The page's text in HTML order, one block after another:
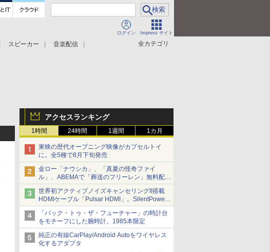
ログイン Impress サイト
全カテゴリ
スピーカー
音楽配信
アクセスランキング
1時間 24時間 1週間 1カ月
東映の歴代オープニング映像がカプセルトイ
に。全5種で8月下旬発売
金ロー「ナウシカ」、「真夏の怪奇ファイ
ル」、ABEMAで「葬送のフリーレン」無料配信
など。夏の特番・配信情報
世界初アクティブノイズキャンセリングII搭載
HDMIケーブル「Pulsar HDMI」。SilentPower
から
「バック・トゥ・ザ・フューチャー」の時計台
をモチーフにした腕時計。1985本限定
純正の有線CarPlay/Android Autoをワイヤレス
化するアダプタ